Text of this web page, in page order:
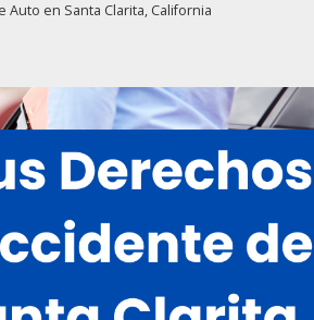
en Santa Clarita, California